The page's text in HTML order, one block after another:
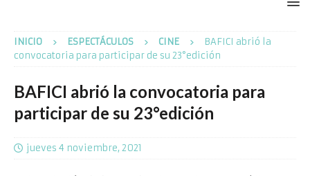
INICIO ESPECTÁCULOS CINE
BAFICI abrió la
convocatoria para participar de su 23°edición
BAFICI abrió la convocatoria para
participar de su 23°edición
jueves 4 noviembre, 2021